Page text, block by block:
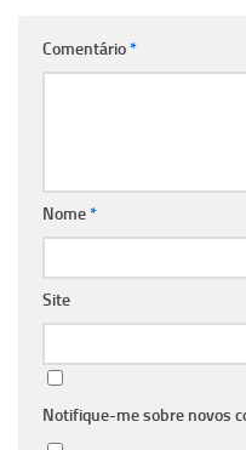
Comentário*
Nome*
Site
Notifique-me sobre novos